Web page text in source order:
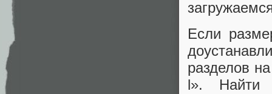
Если
разделов
l». Найти